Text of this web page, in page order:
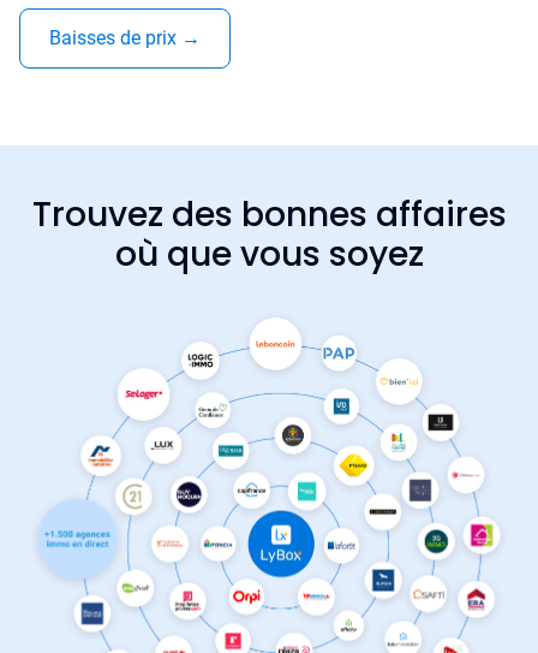
Baisses de prix →
Trouvez des bonnes affaires
où que vous soyez